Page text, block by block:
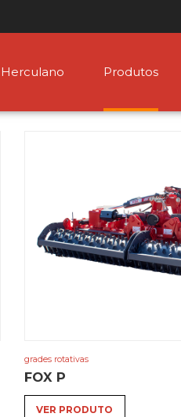
Herculano Produtos
grades rotativas
FOX P
VER PRODUTO